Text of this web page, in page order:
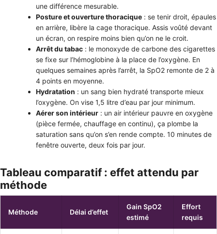
une différence mesurable.
Posture et ouverture thoracique : se tenir droit, épaules
en arrière, libère la cage thoracique. Assis voûté devant
un écran, on respire moins bien qu’on ne le croit.
Arrêt du tabac : le monoxyde de carbone des cigarettes
se fixe sur l’hémoglobine à la place de l’oxygène. En
quelques semaines après l’arrêt, la SpO2 remonte de 2 à
4 points en moyenne.
Hydratation : un sang bien hydraté transporte mieux
l’oxygène. On vise 1,5 litre d’eau par jour minimum.
Aérer son intérieur : un air intérieur pauvre en oxygène
(pièce fermée, chauffage en continu), ça plombe la
saturation sans qu’on s’en rende compte. 10 minutes de
fenêtre ouverte, deux fois par jour.
Tableau comparatif : effet attendu par
méthode
Méthode Délai d’effet
Gain SpO2
estimé
Effort
requis